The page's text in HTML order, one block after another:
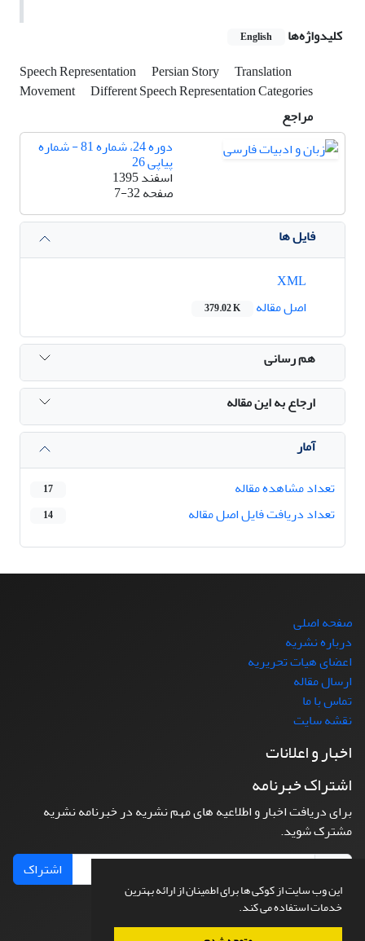
این وب سایت از کوکی ها برای اطمینان از ارائه بهترین
خدمات استفاده می کند.
کلیدواژه‌ها
English
Speech Representation Persian Story
Translation
Movement Different Speech Representation Categories
مراجع
دوره 24، شماره 81 - شماره
پیاپی 26
اسفند 1395
صفحه7-32
فایل ها
اصل مقاله
379.02 K
هم رسانی
ارجاع به این مقاله
آمار
تعداد مشاهده مقاله
17
تعداد دریافت فایل اصل مقاله 14
صفحه اصلی
درباره نشریه
اعضای هیات تحریریه
ارسال مقاله
تماس با ما
نقشه سایت
اخبار و اعلانات
اشتراک خبرنامه
برای دریافت اخبار و اطلاعیه های مهم نشریه در خبرنامه نشریه
مشترک شوید.
اشتراک